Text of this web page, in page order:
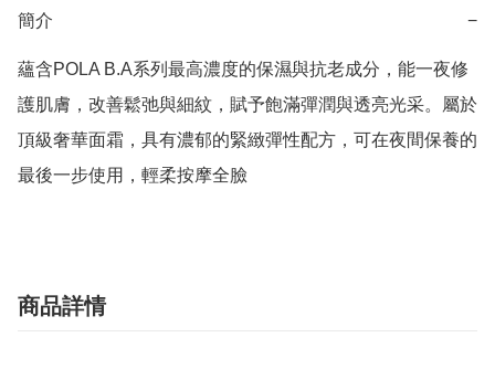
簡介 −
蘊含POLA B.A系列最高濃度的保濕與抗老成分，能一夜修
護肌膚，改善鬆弛與細紋，賦予飽滿彈潤與透亮光采。屬於
頂級奢華面霜，具有濃郁的緊緻彈性配方，可在夜間保養的
最後一步使用，輕柔按摩全臉
商品詳情